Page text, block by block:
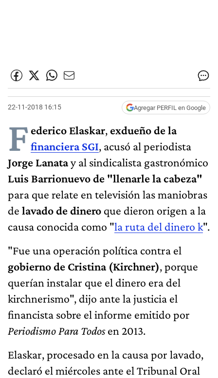
22-11-2018 16:15 Agregar PERFIL en Google
F ederico Elaskar, exdueño de la
financiera SGI, acusó al periodista
Jorge Lanatay al sindicalista gastronómico
Luis Barrionuevode "llenarle la cabeza"
para que relate en televisión las maniobras
de lavado de dinero que dieron origen a la
causa conocida como "la ruta del dinero k".
"Fue una operación política contra el
gobierno de Cristina (Kirchner), porque
querían instalar que el dinero era del
kirchnerismo", dijo ante la justicia el
financista sobre el informe emitido por
Periodismo Para Todosen 2013.
Elaskar, procesado en la causa por lavado,
declaró el miércoles ante el Tribunal Oral